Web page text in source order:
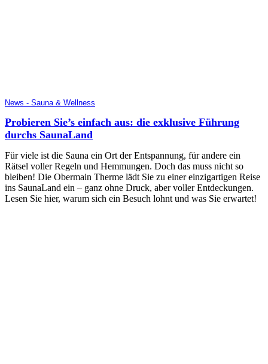
News - Sauna & Wellness
Probieren Sie’s einfach aus: die exklusive Führung
durchs SaunaLand
Für viele ist die Sauna ein Ort der Entspannung, für andere ein
Rätsel voller Regeln und Hemmungen. Doch das muss nicht so
bleiben! Die Obermain Therme lädt Sie zu einer einzigartigen Reise
ins SaunaLand ein – ganz ohne Druck, aber voller Entdeckungen.
Lesen Sie hier, warum sich ein Besuch lohnt und was Sie erwartet!